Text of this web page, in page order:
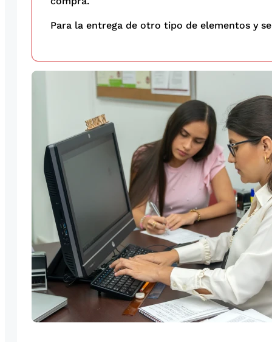
Para la entrega de otro tipo de elementos y